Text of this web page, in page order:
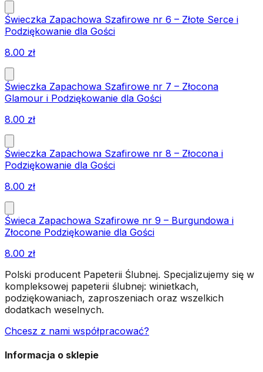
Świeczka Zapachowa Szafirowe nr 6 – Złote Serce i
Podziękowanie dla Gości
8.00 zł
Świeczka Zapachowa Szafirowe nr 7 – Złocona
Glamour i Podziękowanie dla Gości
8.00 zł
Świeczka Zapachowa Szafirowe nr 8 – Złocona i
Podziękowanie dla Gości
8.00 zł
Świeca Zapachowa Szafirowe nr 9 – Burgundowa i
Złocone Podziękowanie dla Gości
8.00 zł
Polski producent Papeterii Ślubnej. Specjalizujemy się w
kompleksowej papeterii ślubnej: winietkach,
podziękowaniach, zaproszeniach oraz wszelkich
dodatkach weselnych.
Chcesz z nami współpracować?
Informacja o sklepie